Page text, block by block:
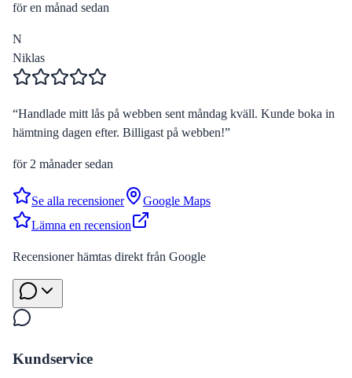
för en månad sedan
N
Niklas
“Handlade mitt lås på webben sent måndag kväll. Kunde boka in
hämtning dagen efter. Billigast på webben!”
för 2 månader sedan
Se alla recensioner
Google Maps
Lämna en recension
Recensioner hämtas direkt från Google
Kundservice